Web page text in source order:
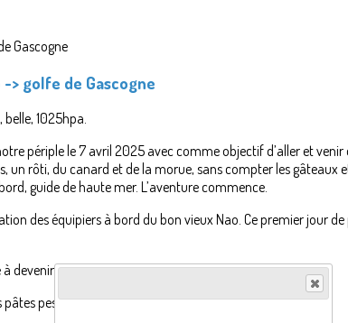
> golfe de Gascogne
1025hpa.
périple le 7 avril 2025 avec comme objectif d’aller et
un rôti, du canard et de la morue, sans compter les gâteaux
guide de haute mer. L’aventure commence.
des équipiers à bord du bon vieux Nao. Ce premier jour
devenir papa d’un petit voilier.
pâtes pesto par tout temps.